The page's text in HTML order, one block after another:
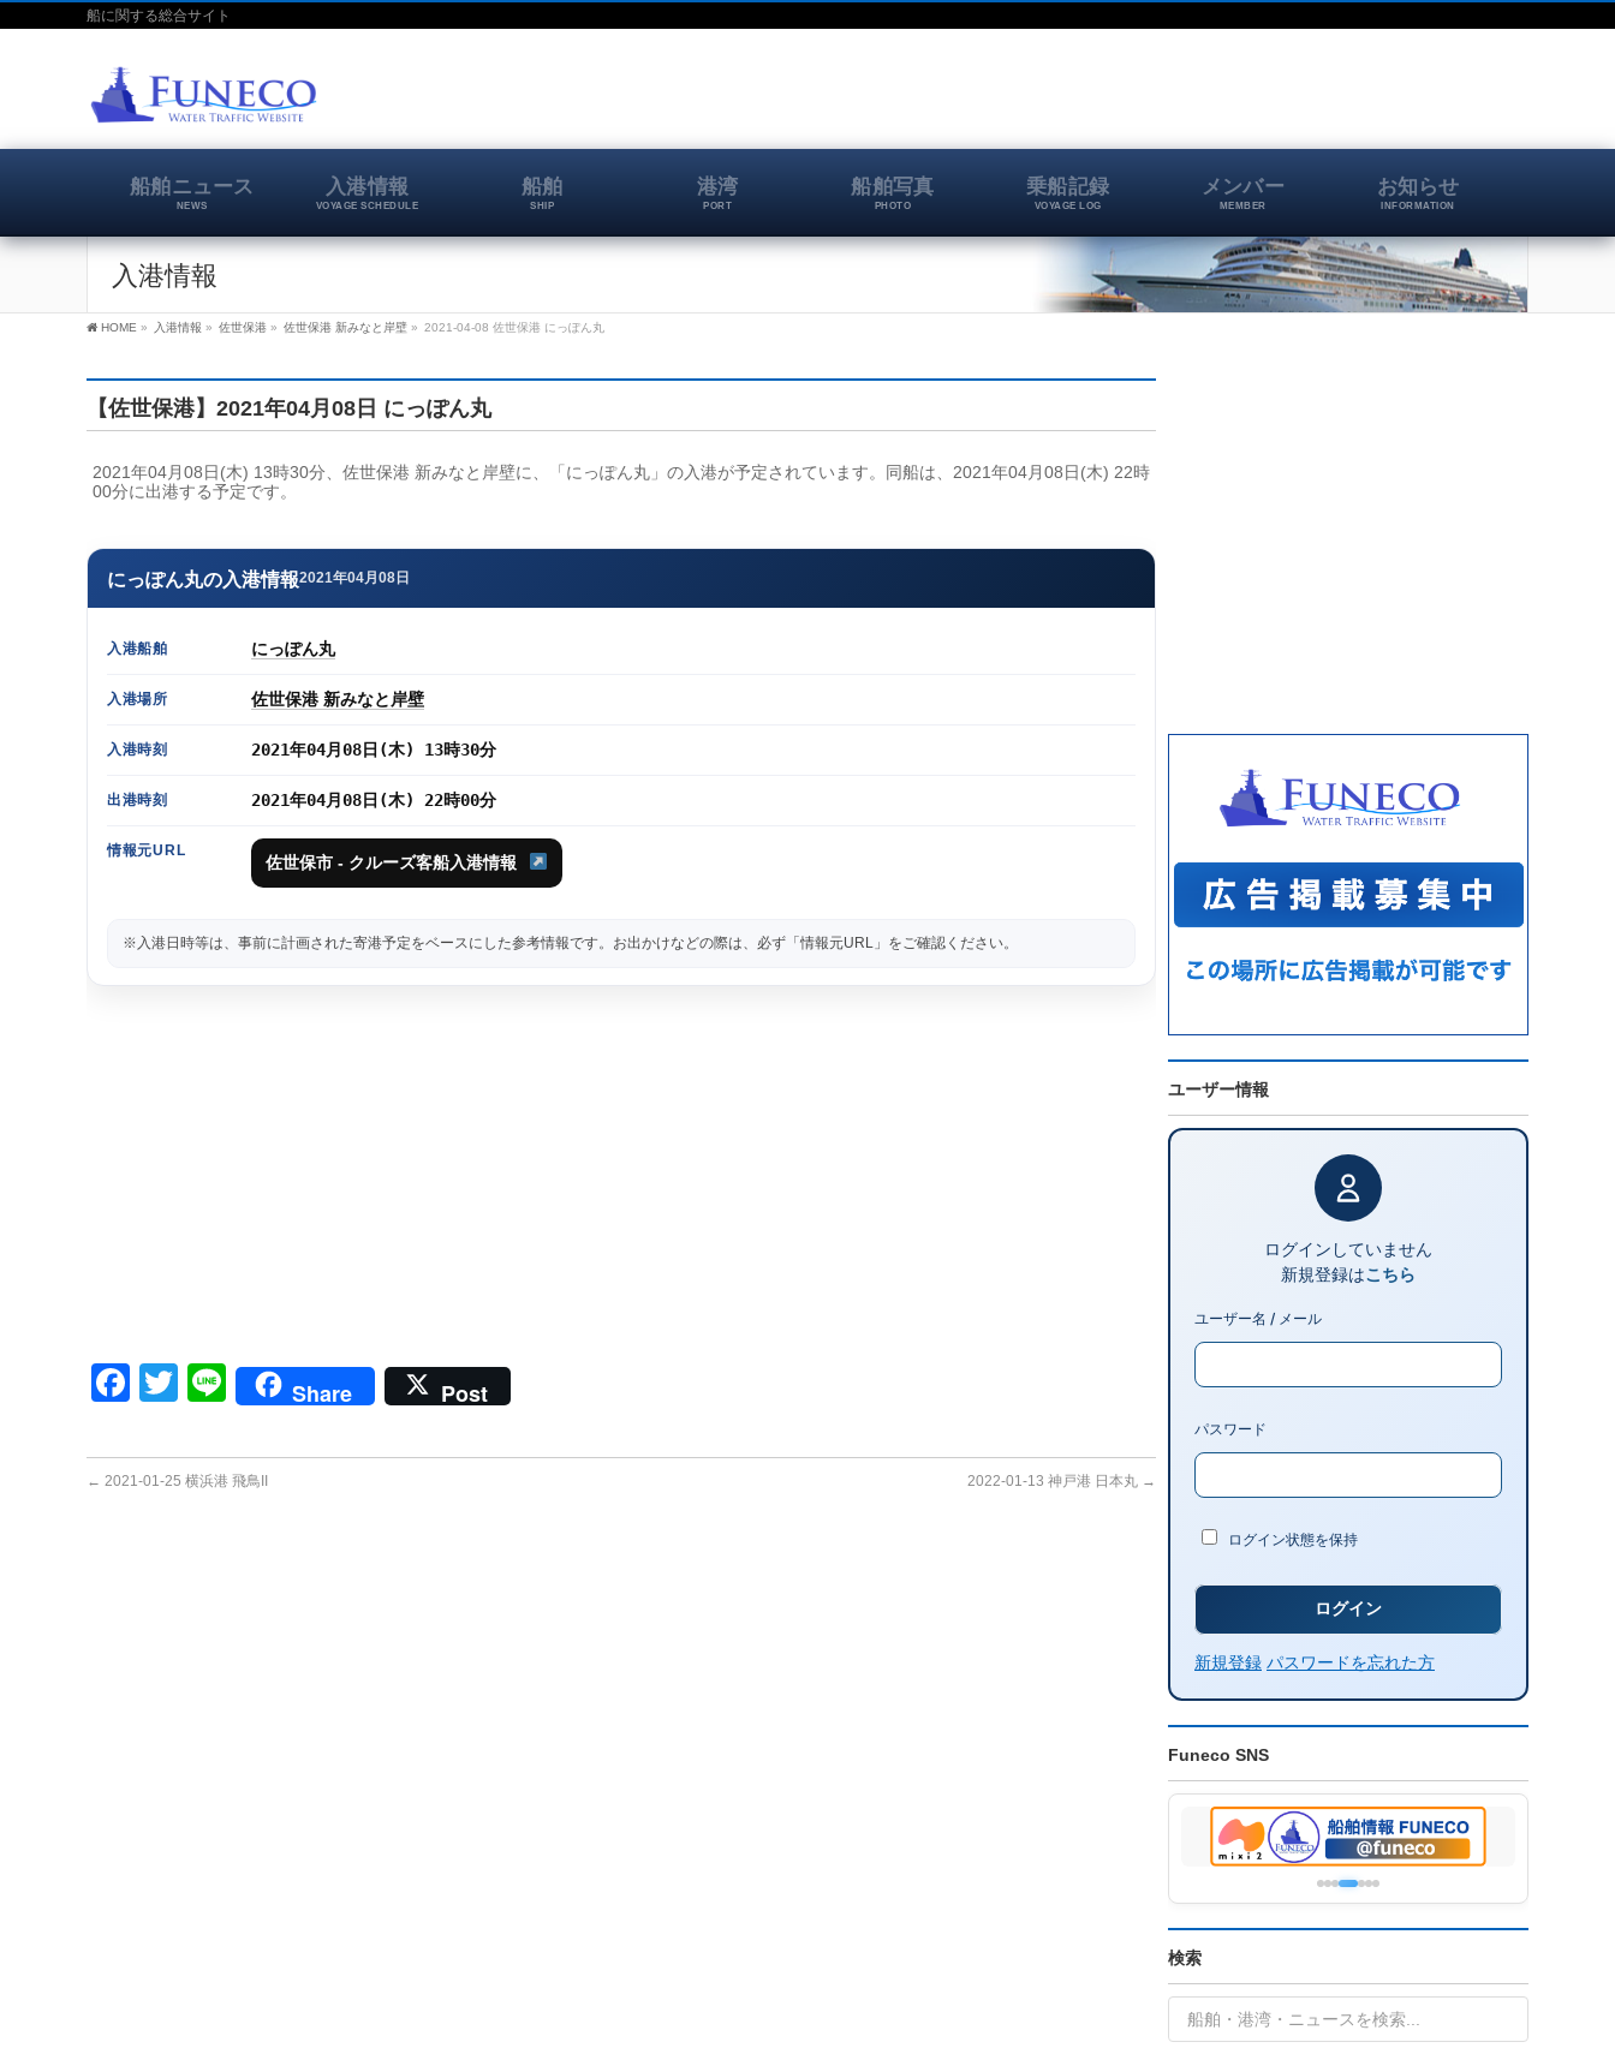
船に関する総合サイト
船舶ニュース
NEWS
入港情報
VOYAGE SCHEDULE
船舶
SHIP
港湾
PORT
船舶写真
PHOTO
乗船記録
VOYAGE LOG
メンバー
MEMBER
お知らせ
INFORMATION
入港情報
HOME » 入港情報 » 佐世保港 » 佐世保港 新みなと岸壁 » 2021-04-08 佐世保港 にっぽん丸
【佐世保港】2021年04月08日 にっぽん丸
2021年04月08日(木) 13時30分、佐世保港 新みなと岸壁に、「にっぽん丸」の入港が予定されています。同船は、2021年04月08日(木) 22時
00分に出港する予定です。
にっぽん丸の入港情報2021年04月08日
入港船舶 にっぽん丸
入港場所 佐世保港 新みなと岸壁
入港時刻 2021年04月08日(木) 13時30分
出港時刻 2021年04月08日(木) 22時00分
情報元URL
佐世保市 - クルーズ客船入港情報
※入港日時等は、事前に計画された寄港予定をベースにした参考情報です。お出かけなどの際は、必ず「情報元URL」をご確認ください。
Facebook
Twitter
LineShare Post
← 2021-01-25 横浜港 飛鳥II 2022-01-13 神戸港 日本丸 →
ユーザー情報
ログインしていません
新規登録はこちら
ユーザー名 / メール
パスワード
ログイン状態を保持
新規登録 パスワードを忘れた方
Funeco SNS
検索